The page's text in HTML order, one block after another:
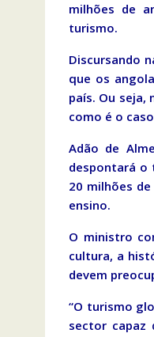
milhões de
turismo.
Discursando
que os
país. Ou
como é o
Adão de
despontará o
20 milhões
ensino.
O ministro
cultura, a
devem
“O turismo
sector capaz